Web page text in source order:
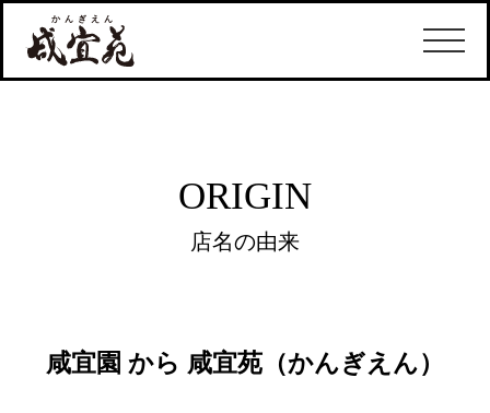
ORIGIN
店名の由来
咸宜園 から 咸宜苑（かんぎえん）